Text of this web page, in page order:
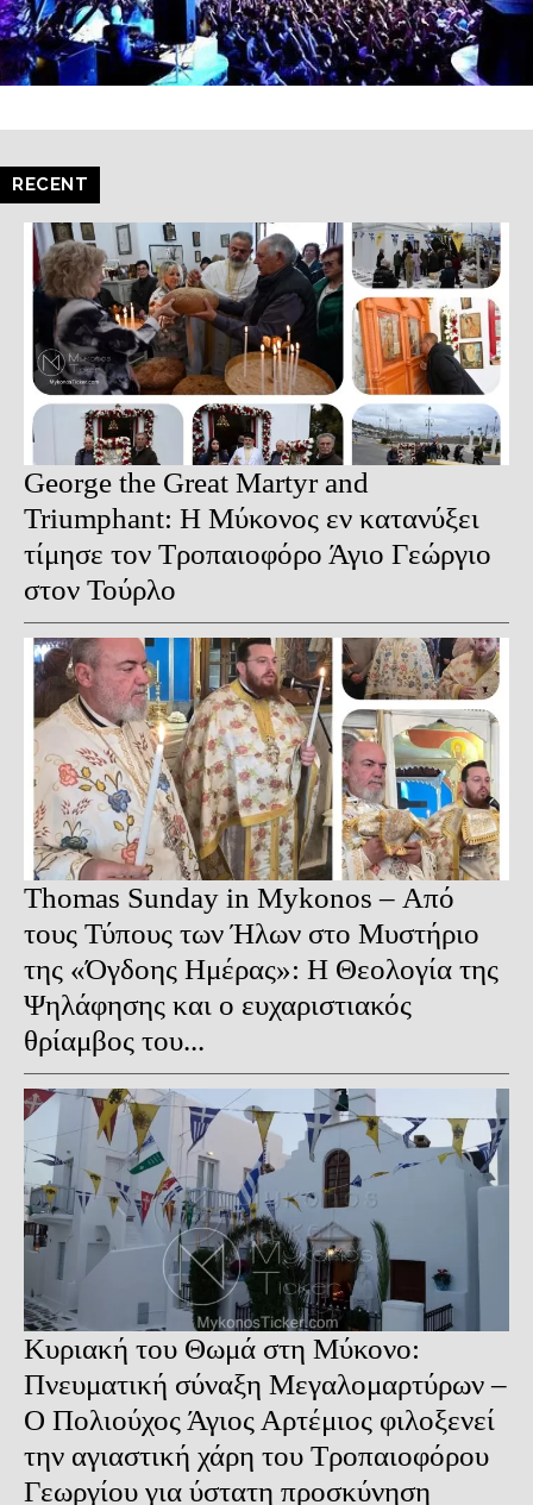
RECENT
George the Great Martyr and
Triumphant: Η Μύκονος εν κατανύξει
τίμησε τον Τροπαιοφόρο Άγιο Γεώργιο
στον Τούρλο
Thomas Sunday in Mykonos – Από
τους Τύπους των Ήλων στο Μυστήριο
της «Όγδοης Ημέρας»: Η Θεολογία της
Ψηλάφησης και ο ευχαριστιακός
θρίαμβος του...
Κυριακή του Θωμά στη Μύκονο:
Πνευματική σύναξη Μεγαλομαρτύρων –
Ο Πολιούχος Άγιος Αρτέμιος φιλοξενεί
την αγιαστική χάρη του Τροπαιοφόρου
Γεωργίου για ύστατη προσκύνηση